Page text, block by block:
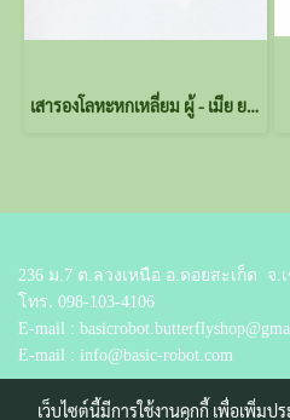
เสารองโลหะหกเหลี่ยม ผู้ - เมีย ยาว 6+5 มม.
236 ม.7 ต.ลวงเหนือ อ.ดอยสะเก็ด จ.
โทร. 098-103-4106
E-mail :
E-mail : info@basic-robot.com
เว็บไซต์นี้มีการใช้งานคุกกี้ เพื่อเพิ่ม